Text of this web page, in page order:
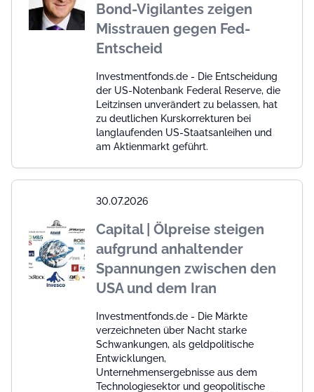
Bond-Vigilantes zeigen
Misstrauen gegen Fed-
Entscheid
Investmentfonds.de - Die Entscheidung
der US-Notenbank Federal Reserve, die
Leitzinsen unverändert zu belassen, hat
zu deutlichen Kurskorrekturen bei
langlaufenden US-Staatsanleihen und
am Aktienmarkt geführt.
30.07.2026
Capital | Ölpreise steigen
aufgrund anhaltender
Spannungen zwischen den
USA und dem Iran
Investmentfonds.de - Die Märkte
verzeichneten über Nacht starke
Schwankungen, als geldpolitische
Entwicklungen,
Unternehmensergebnisse aus dem
Technologiesektor und geopolitische